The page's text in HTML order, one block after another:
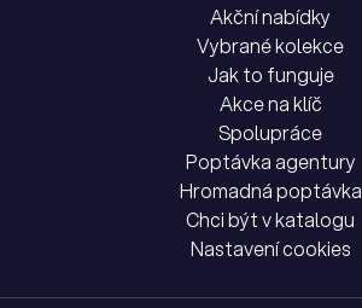
Akční nabídky
Vybrané kolekce
Jak to funguje
Akce na klíč
Spolupráce
Poptávka agentury
Hromadná poptávka
Chci být v katalogu
Nastavení cookies